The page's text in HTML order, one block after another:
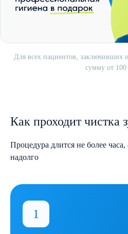
Для всех пациентов, заключивших
сумму от
Как проходит чистка
Процедура длится не более часа,
надолго